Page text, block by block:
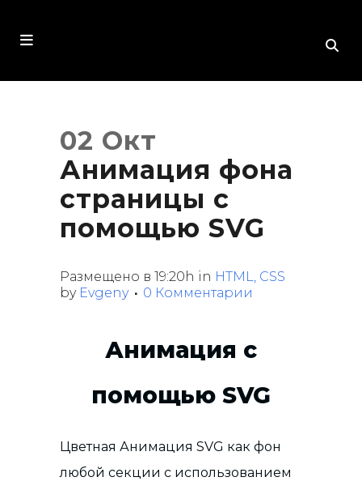
02 Окт
Анимация фона
страницы с
помощью SVG
Размещено в 19:20h in HTML, CSS
by Evgeny 0 Комментарии
Анимация с
помощью SVG
Цветная Анимация SVG как фон
любой секции с использованием